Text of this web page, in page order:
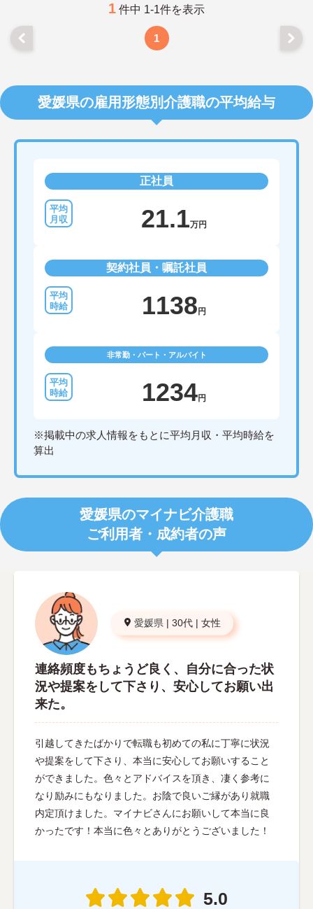
1 件中 1-1件を表示
1
愛媛県の雇用形態別介護職の平均給与
正社員
21.1万円
契約社員・嘱託社員
1138 円
非常勤・パート・アルバイト
1234円
※掲載中の求人情報をもとに平均月収・平均時給を
算出
愛媛県のマイナビ介護職
ご利用者・成約者の声
愛媛県 | 30代 | 女性
連絡頻度もちょうど良く、自分に合った状
況や提案をして下さり、安心してお願い出
来た。
引越してきたばかりで転職も初めての私に丁寧に状況
や提案をして下さり、本当に安心してお願いすること
ができました。色々とアドバイスを頂き、凄く参考に
なり励みにもなりました。お陰で良いご縁があり就職
内定頂けました。マイナビさんにお願いして本当に良
かったです！本当に色々とありがとうございました！
5.0